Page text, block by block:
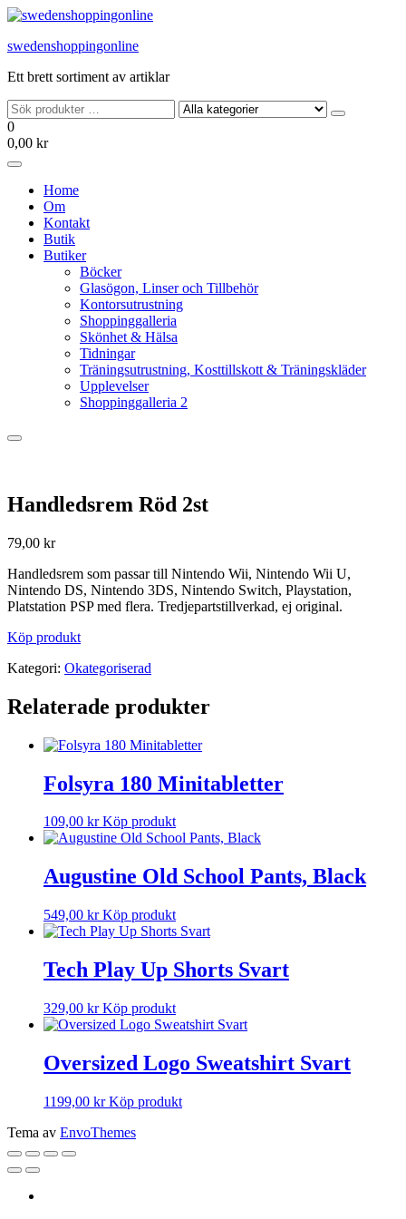
Hoppa
innehållet
swedenshoppingonline
Ett brett sortiment av artiklar
0
0,00 kr
Home
Om
Kontakt
Butik
Butiker
Böcker
Glasögon, Linser och Tillbehör
Kontorsutrustning
Shoppinggalleria
Skönhet & Hälsa
Tidningar
Träningsutrustning, Kosttillskott & Träningskläder
Upplevelser
Shoppinggalleria 2
Handledsrem Röd 2st
79,00 kr
Handledsrem som passar till Nintendo Wii, Nintendo Wii U,
Nintendo DS, Nintendo 3DS, Nintendo Switch, Playstation,
Platstation PSP med flera. Tredjepartstillverkad, ej original.
Köp produkt
Kategori: Okategoriserad
Relaterade produkter
Folsyra 180 Minitabletter
109,00 kr Köp produkt
Augustine Old School Pants, Black
549,00 kr Köp produkt
Tech Play Up Shorts Svart
329,00 kr Köp produkt
Oversized Logo Sweatshirt Svart
1199,00 kr Köp produkt
Tema av EnvoThemes